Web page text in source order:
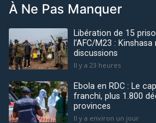
À Ne Pas Manquer
Libération de 15
l’AFC/M23 :
discussions
Il y a 23 heures
Ebola en RDC : Le
franchi, plus 1.800
provinces
Il y a environ un jour